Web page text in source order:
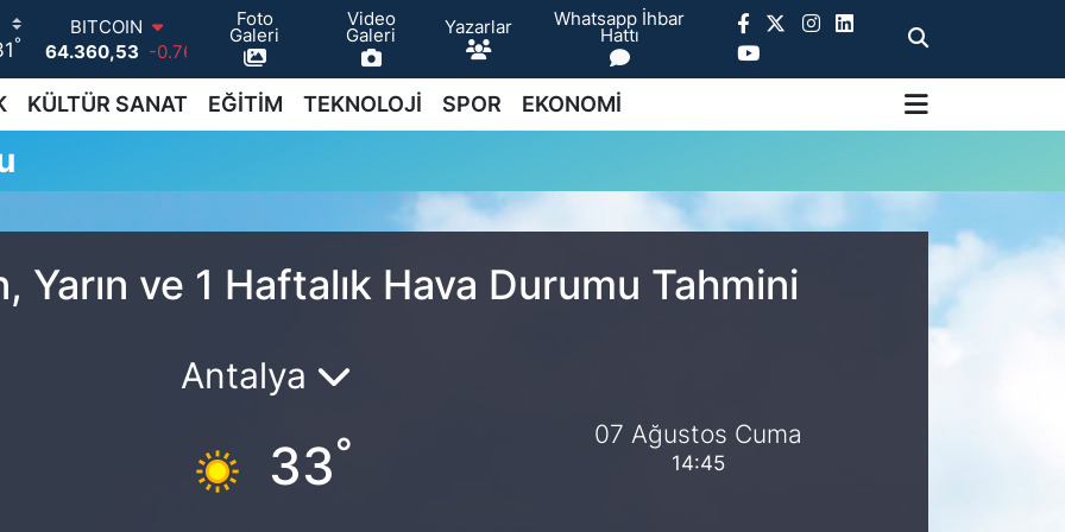
°
BITCOIN
64.360,53 -0.76
DOLAR
47,7069 0.17
EURO
GRAM ALTIN
BİST100
13.887
64
Foto
Galeri
Video
Galeri Yazarlar Whatsapp İhbar
Hattı
KÜLTÜR SANAT EĞİTİM TEKNOLOJİ SPOR EKONOMİ
Yarın ve 1 Haftalık Hava Durumu Tahmini
Antalya
33° 07 Ağustos Cuma
14:45